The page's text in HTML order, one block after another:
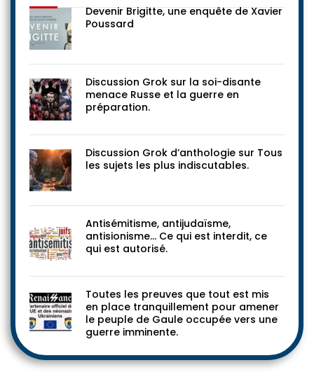
Devenir Brigitte, une enquête de Xavier
Poussard
Discussion Grok sur la soi-disante
menace Russe et la guerre en
préparation.
Discussion Grok d’anthologie sur Tous
les sujets les plus indiscutables.
Antisémitisme, antijudaïsme,
antisionisme… Ce qui est interdit, ce
qui est autorisé.
Toutes les preuves que tout est mis
en place tranquillement pour amener
le peuple de Gaule occupée vers une
guerre imminente.